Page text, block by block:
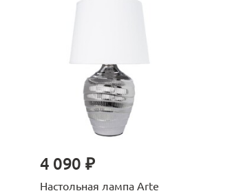
4 090 ₽
Настольная лампа Arte